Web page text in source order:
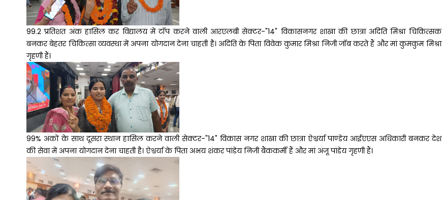
99.2 प्रतिशत अंक हासिल कर विद्यालय में टॉप करने वाली आरएलबी सेक्टर-"14" विकासनगर शाखा की छात्रा अदिति मिश्रा चिकित्सक
बनकर बेहतर चिकित्सा व्यवस्था में अपना योगदान देना चाहती है। अदिति के पिता विवेक कुमार मिश्रा निजी जॉब करते हैं और मां कुमकुम मिश्रा
गृहणी हैं।
99% अंकों के साथ दूसरा स्थान हासिल करने वाली सेक्टर-"14" विकास नगर शाखा की छात्रा ऐश्वर्या पाण्डेय आईएएस अधिकारी बनकर देश
की सेवा में अपना योगदान देना चाहती है। ऐश्वर्या के पिता अभय शंकर पांडेय निजी बैंककर्मी हैं और मां अंजू पांडेय गृहणी हैं।